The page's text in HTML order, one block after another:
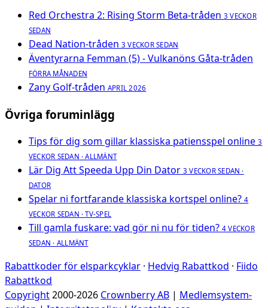
Red Orchestra 2: Rising Storm Beta-tråden 3 VECKOR
SEDAN
Dead Nation-tråden 3 VECKOR SEDAN
Äventyrarna Femman (5) - Vulkanöns Gåta-tråden
FÖRRA MÅNADEN
Zany Golf-tråden APRIL 2026
Övriga foruminlägg
Tips för dig som gillar klassiska patiensspel online 3
VECKOR SEDAN · ALLMÄNT
Lär Dig Att Speeda Upp Din Dator 3 VECKOR SEDAN ·
DATOR
Spelar ni fortfarande klassiska kortspel online? 4
VECKOR SEDAN · TV-SPEL
Till gamla fuskare: vad gör ni nu för tiden? 4 VECKOR
SEDAN · ALLMÄNT
Rabattkoder för elsparkcyklar · Hedvig Rabattkod · Fiido
Rabattkod
Copyright2000-2026 Crownberry AB | Medlemsystem-